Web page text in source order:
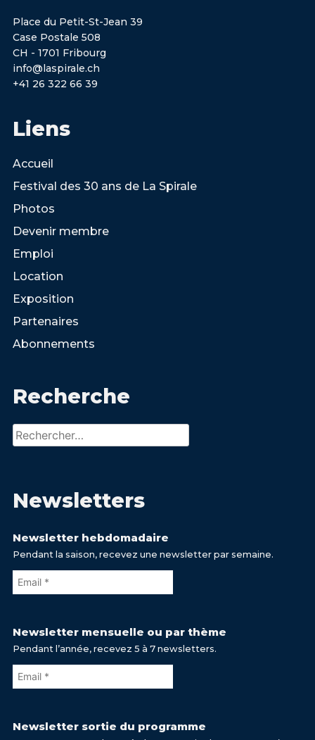
Place du Petit-St-Jean 39
Case Postale 508
CH - 1701 Fribourg
info@laspirale.ch
+41 26 322 66 39
Liens
Accueil
Festival des 30 ans de La Spirale
Photos
Devenir membre
Emploi
Location
Exposition
Partenaires
Abonnements
Recherche
Rechercher :
Newsletters
Newsletter hebdomadaire
Pendant la saison, recevez une newsletter par semaine.
Newsletter mensuelle ou par thème
Pendant l’année, recevez 5 à 7 newsletters.
Newsletter sortie du programme